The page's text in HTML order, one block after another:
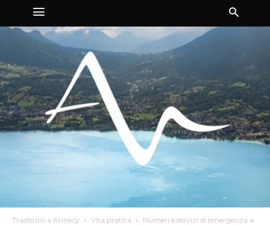
Trasferirsi a Annecy Vita pratica
Numeri e servizi di emergenza a